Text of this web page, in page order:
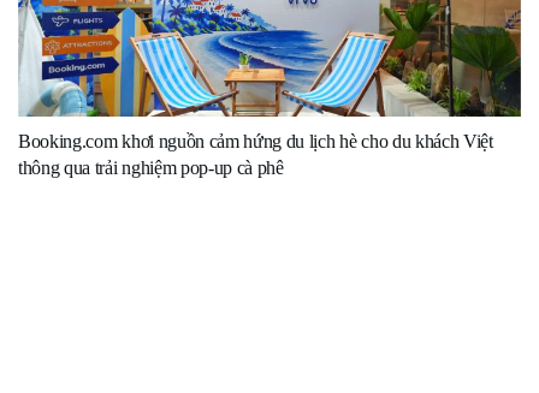
Booking.com khơi nguồn cảm hứng du lịch hè cho du khách Việt
thông qua trải nghiệm pop-up cà phê